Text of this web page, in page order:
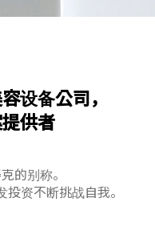
设备公司，
供者
的别称。
资不断挑战自我。